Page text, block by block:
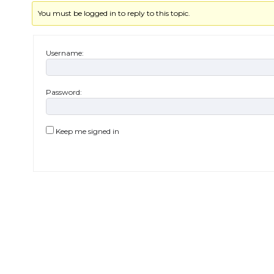
You must be logged in to reply to this topic.
Username:
Password:
Keep me signed in